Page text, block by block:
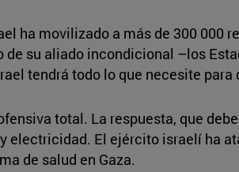
ha movilizado a más de 300 000
de su aliado incondicional –los
tendrá todo lo que necesite para
total. La respuesta, que
electricidad. El ejército israelí ha
de salud en Gaza.